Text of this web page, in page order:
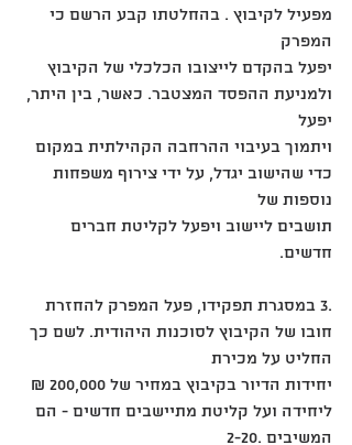
מפעיל לקיבוץ . בהחלטתו קבע הרשם כי
המפרק
יפעל בהקדם לייצובו הכלכלי של הקיבוץ
ולמניעת ההפסד המצטבר. כאשר, בין היתר,
יפעל
ויתמוך בעיבוי ההרחבה הקהילתית במקום
כדי שהישוב יגדל, על ידי צירוף משפחות
נוספות של
תושבים ליישוב ויפעל לקליטת חברים
חדשים.
.3 במסגרת תפקידו, פעל המפרק להחזרת
חובו של הקיבוץ לסוכנות היהודית. לשם כך
החליט על מכירת
יחידות הדיור בקיבוץ במחיר של 200,000 ₪
ליחידה ועל קליטת מתיישבים חדשים - הם
המשיבים .2-20